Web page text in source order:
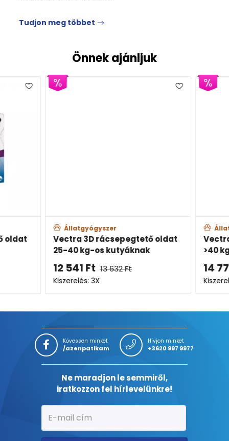
Tudjon meg többet
Önnek ajánljuk
oldat
Állatgyógyszer
Vectra 3D rácsepegtető oldat
25-40 kg-os kutyáknak
12 541Ft 13 632Ft
Kiszerelés: 3X
>40
14
Kövessen minket
/azenpatikam
Hívjon minket
+3620 997 9977
Ne maradjon le semmiről,
iratkozzon fel hírlevelünkre!